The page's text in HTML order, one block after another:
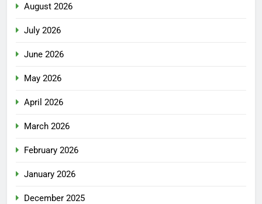
August 2026
July 2026
June 2026
May 2026
April 2026
March 2026
February 2026
January 2026
December 2025